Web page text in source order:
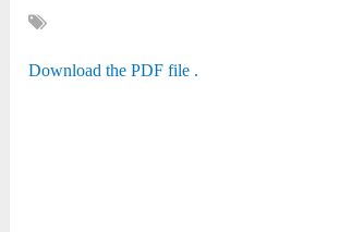
Download the PDF file .